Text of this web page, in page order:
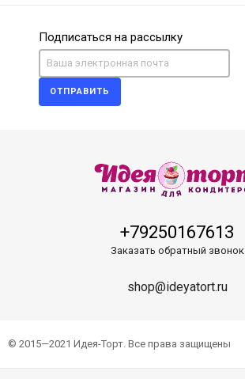
Подписаться на рассылку
ОТПРАВИТЬ
+79250167613
Заказать обратный звонок
shop@ideyatort.ru
© 2015—2021 Идея-Торт. Все права защищены